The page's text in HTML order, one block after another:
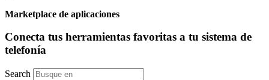
Marketplace de aplicaciones
Conecta tus herramientas favoritas a tu sistema de
telefonía
Search